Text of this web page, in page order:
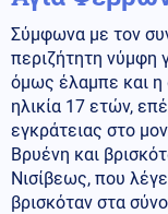
Σύμφωνα με τον
περιζήτητη νύμφη
όμως έλαμπε και η
ηλικία 17 ετών,
εγκράτειας στο
Βρυένη και
Νισίβεως, που
βρισκόταν στα